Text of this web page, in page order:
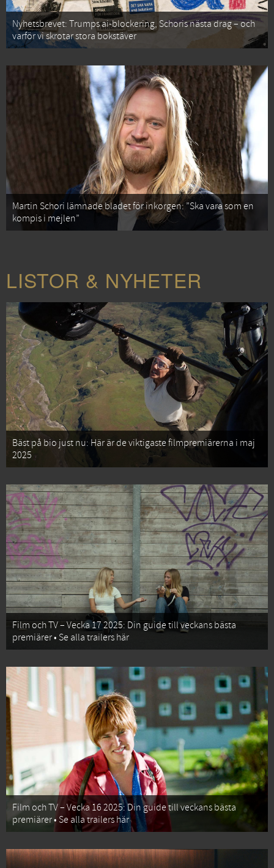
Nyhetsbrevet: Trumps ai-blockering, Schoris nästa drag – och
varför vi skrotar stora bokstäver
Martin Schori lämnade bladet för inkorgen: ”Ska vara som en
kompis i mejlen”
LISTOR & NYHETER
Bäst på bio just nu: Här är de viktigaste filmpremiärerna i maj
2025
Film och TV – Vecka 17 2025: Din guide till veckans bästa
premiärer • Se alla trailers här
Film och TV – Vecka 16 2025: Din guide till veckans bästa
premiärer • Se alla trailers här